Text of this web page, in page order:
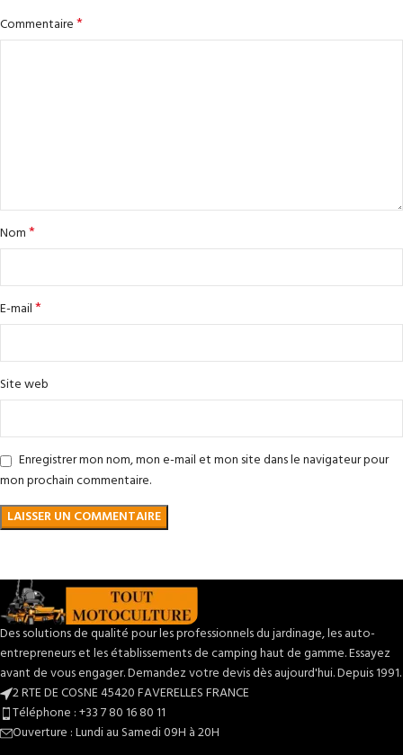
Commentaire*
Nom*
E-mail*
Site web
Enregistrer mon nom, mon e-mail et mon site dans le navigateur pour
mon prochain commentaire.
Des solutions de qualité pour les professionnels du jardinage, les auto-
entrepreneurs et les établissements de camping haut de gamme. Essayez
avant de vous engager. Demandez votre devis dès aujourd'hui. Depuis 1991.
2 RTE DE COSNE 45420 FAVERELLES FRANCE
Téléphone : +33 7 80 16 80 11
Ouverture : Lundi au Samedi 09H à 20H